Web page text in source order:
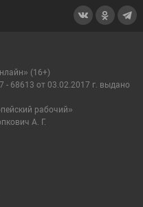
(16+)
68613 от 03.02.2017 г. выдано
рабочий»
А. Г.